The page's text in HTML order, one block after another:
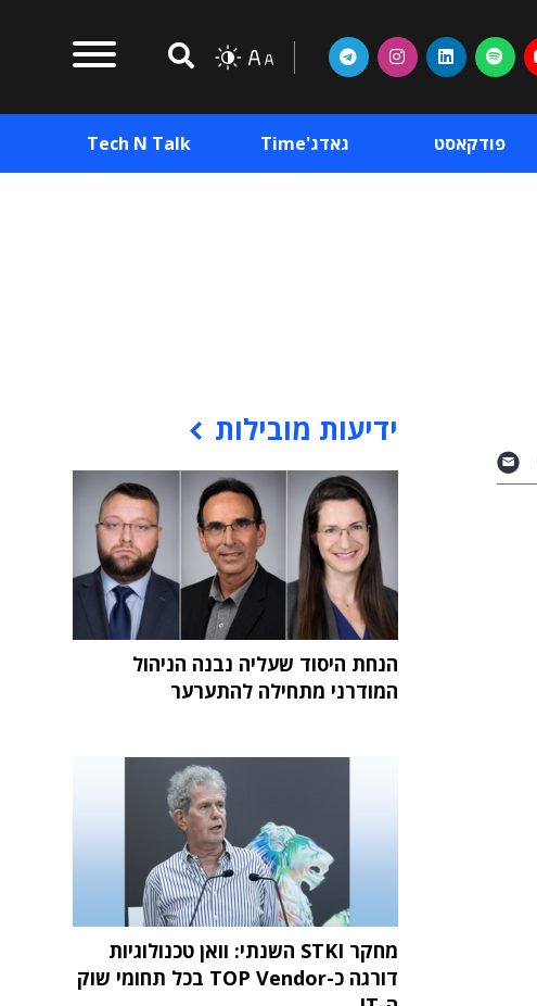
פודקאסט גאדג'Time Tech N Talk
ידיעות מובילות
הנחת היסוד שעליה נבנה הניהול
המודרני מתחילה להתערער
מחקר STKI השנתי: וואן טכנולוגיות
דורגה כ-TOP Vendor בכל תחומי שוק